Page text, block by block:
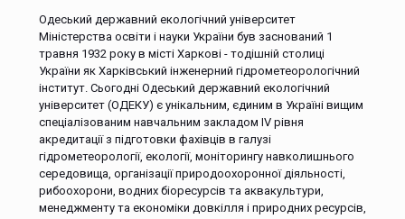
Одеський державний екологічний університет
Міністерства освіти і науки України був заснований 1
травня 1932 року в місті Харкові - тодішній столиці
України як Харківський інженерний гідрометеорологічний
інститут. Сьогодні Одеський державний екологічний
університет (ОДЕКУ) є унікальним, єдиним в Україні вищим
спеціалізованим навчальним закладом IV рівня
акредитації з підготовки фахівців в галузі
гідрометеорології, екології, моніторингу навколишнього
середовища, організації природоохоронної діяльності,
рибоохорони, водних біоресурсів та аквакультури,
менеджменту та економіки довкілля і природних ресурсів,